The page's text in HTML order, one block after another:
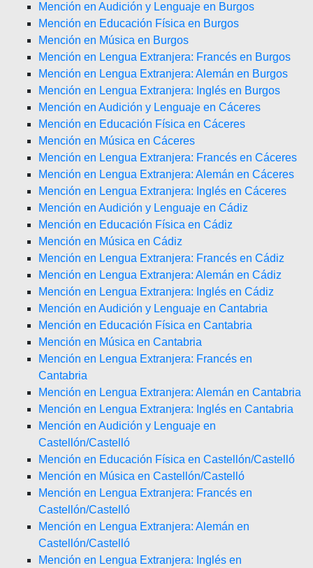
Mención en Audición y Lenguaje en Burgos
Mención en Educación Física en Burgos
Mención en Música en Burgos
Mención en Lengua Extranjera: Francés en Burgos
Mención en Lengua Extranjera: Alemán en Burgos
Mención en Lengua Extranjera: Inglés en Burgos
Mención en Audición y Lenguaje en Cáceres
Mención en Educación Física en Cáceres
Mención en Música en Cáceres
Mención en Lengua Extranjera: Francés en Cáceres
Mención en Lengua Extranjera: Alemán en Cáceres
Mención en Lengua Extranjera: Inglés en Cáceres
Mención en Audición y Lenguaje en Cádiz
Mención en Educación Física en Cádiz
Mención en Música en Cádiz
Mención en Lengua Extranjera: Francés en Cádiz
Mención en Lengua Extranjera: Alemán en Cádiz
Mención en Lengua Extranjera: Inglés en Cádiz
Mención en Audición y Lenguaje en Cantabria
Mención en Educación Física en Cantabria
Mención en Música en Cantabria
Mención en Lengua Extranjera: Francés en
Cantabria
Mención en Lengua Extranjera: Alemán en Cantabria
Mención en Lengua Extranjera: Inglés en Cantabria
Mención en Audición y Lenguaje en
Castellón/Castelló
Mención en Educación Física en Castellón/Castelló
Mención en Música en Castellón/Castelló
Mención en Lengua Extranjera: Francés en
Castellón/Castelló
Mención en Lengua Extranjera: Alemán en
Castellón/Castelló
Mención en Lengua Extranjera: Inglés en